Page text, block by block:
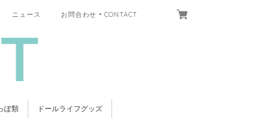
ニュース お問合わせ • CONTACT
ぽ類 ドールライフグッズ